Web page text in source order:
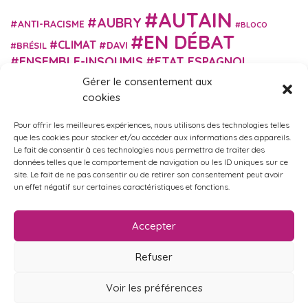
Gérer le consentement aux
cookies
Pour offrir les meilleures expériences, nous utilisons des technologies telles
que les cookies pour stocker et/ou accéder aux informations des appareils.
Le fait de consentir à ces technologies nous permettra de traiter des
données telles que le comportement de navigation ou les ID uniques sur ce
site. Le fait de ne pas consentir ou de retirer son consentement peut avoir
un effet négatif sur certaines caractéristiques et fonctions.
Accepter
Refuser
Voir les préférences
ANTI-RACISME AUBRY AUTAIN BLOCO
BRÉSIL CLIMAT DAVI EN DÉBAT
ENSEMBLE-INSOUMIS ETAT ESPAGNOL
EUROPE EXTRÊME DROITE FASCISME
FRANCE INSOUMISE
HISTOIRE IMMIGRATION ISRAËL PALESTINE ITALIE
MACRON MARTIN MARXISME MIGRANT-ES
MUNICIPALES MÉLENCHON NUPES OBONO
OCCITANIE PORTUGAL RETRAITES RUSSIE
VIOLENCES SEXISTES ÉCOLOGIE
ÉCOSOCIALISME ÉLECTIONS